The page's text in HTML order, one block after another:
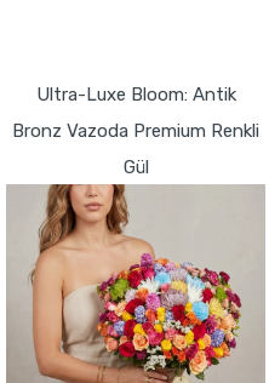
Ultra-Luxe Bloom: Antik
Bronz Vazoda Premium Renkli
Gül